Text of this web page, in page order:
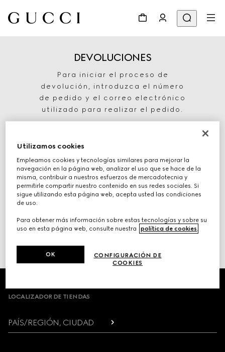
DEVOLUCIONES
Para iniciar el proceso de
devolución, introduzca el número
de pedido y el correo electrónico
utilizado para realizar el pedido.
INICIE LA DEVOLUCIÓN
historial de pedidos
Footer
LOCALIZADOR DE TIENDAS
PAÍS/REGIÓN, CIUDAD
Utilizamos cookies
Empleamos cookies y tecnologías similares para mejorar la
navegación en la página web, analizar el uso que se hace de la
misma, contribuir a nuestros esfuerzos de mercadotecnia y
permitirle compartir nuestro contenido en sus redes sociales. Si
sigue utilizando esta página web, acepta usted las condiciones
de uso.
Para obtener más información sobre estas tecnologías y sobre su
uso en esta página web, consulte nuestra
política de cookies.
CONFIGURACIÓN DE
COOKIES
OK